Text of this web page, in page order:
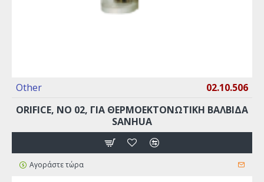
Other
02.10.506
ORIFICE, ΝO 02, ΓΙΑ ΘΕΡΜΟΕΚΤΟΝΩΤΙΚΉ ΒΑΛΒΊΔΑ
SANHUA
Αγοράστε τώρα